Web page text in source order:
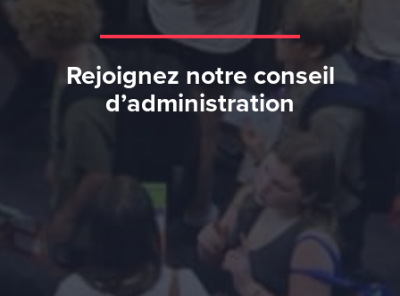
Rejoignez notre conseil
d’administration